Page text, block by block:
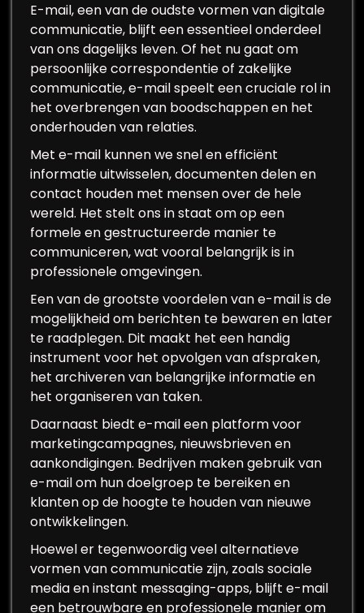
E-mail, een van de oudste vormen van digitale
communicatie, blijft een essentieel onderdeel
van ons dagelijks leven. Of het nu gaat om
persoonlijke correspondentie of zakelijke
communicatie, e-mail speelt een cruciale rol in
het overbrengen van boodschappen en het
onderhouden van relaties.
Met e-mail kunnen we snel en efficiënt
informatie uitwisselen, documenten delen en
contact houden met mensen over de hele
wereld. Het stelt ons in staat om op een
formele en gestructureerde manier te
communiceren, wat vooral belangrijk is in
professionele omgevingen.
Een van de grootste voordelen van e-mail is de
mogelijkheid om berichten te bewaren en later
te raadplegen. Dit maakt het een handig
instrument voor het opvolgen van afspraken,
het archiveren van belangrijke informatie en
het organiseren van taken.
Daarnaast biedt e-mail een platform voor
marketingcampagnes, nieuwsbrieven en
aankondigingen. Bedrijven maken gebruik van
e-mail om hun doelgroep te bereiken en
klanten op de hoogte te houden van nieuwe
ontwikkelingen.
Hoewel er tegenwoordig veel alternatieve
vormen van communicatie zijn, zoals sociale
media en instant messaging-apps, blijft e-mail
een betrouwbare en professionele manier om